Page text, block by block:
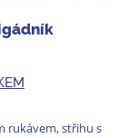
rukávem, střihu s